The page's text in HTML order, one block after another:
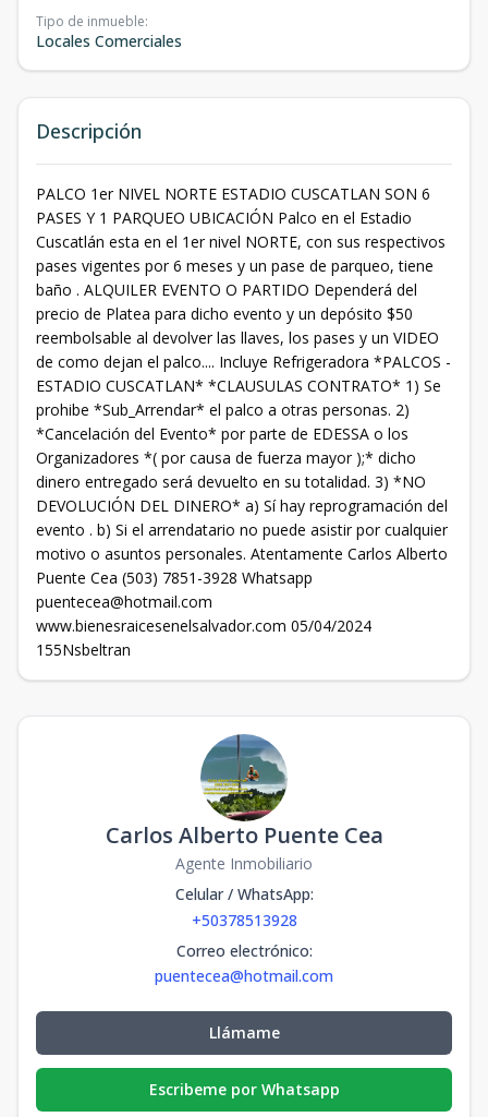
Tipo de inmueble:
Locales Comerciales
Descripción
PALCO 1er NIVEL NORTE ESTADIO CUSCATLAN SON 6
PASES Y 1 PARQUEO UBICACIÓN Palco en el Estadio
Cuscatlán esta en el 1er nivel NORTE, con sus respectivos
pases vigentes por 6 meses y un pase de parqueo, tiene
baño . ALQUILER EVENTO O PARTIDO Dependerá del
precio de Platea para dicho evento y un depósito $50
reembolsable al devolver las llaves, los pases y un VIDEO
de como dejan el palco.... Incluye Refrigeradora *PALCOS -
ESTADIO CUSCATLAN* *CLAUSULAS CONTRATO* 1) Se
prohibe *Sub_Arrendar* el palco a otras personas. 2)
*Cancelación del Evento* por parte de EDESSA o los
Organizadores *( por causa de fuerza mayor );* dicho
dinero entregado será devuelto en su totalidad. 3) *NO
DEVOLUCIÓN DEL DINERO* a) Sí hay reprogramación del
evento . b) Si el arrendatario no puede asistir por cualquier
motivo o asuntos personales. Atentamente Carlos Alberto
Puente Cea (503) 7851-3928 Whatsapp
puentecea@hotmail.com
www.bienesraicesenelsalvador.com 05/04/2024
155Nsbeltran
Carlos Alberto Puente Cea
Agente Inmobiliario
Celular / WhatsApp:
+50378513928
Correo electrónico:
puentecea@hotmail.com
Llámame
Escribeme por Whatsapp